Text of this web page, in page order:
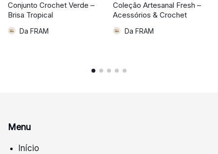
Conjunto Crochet Verde –
Brisa Tropical
Da FRAM
Coleção Artesanal Fresh –
Acessórios & Crochet
Da FRAM
Menu
Início